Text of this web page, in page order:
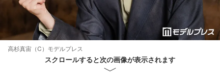
高杉真宙（C）モデルプレス
スクロールすると次の画像が表示されます